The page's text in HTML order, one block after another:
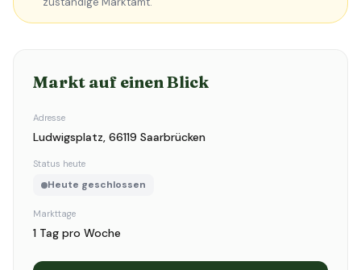
Markt auf einen Blick
Adresse
Ludwigsplatz, 66119 Saarbrücken
Status heute
Heute geschlossen
Markttage
1 Tag pro Woche